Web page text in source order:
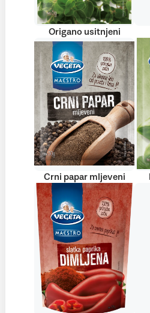
Origano usitnjeni
Crni papar mljeveni